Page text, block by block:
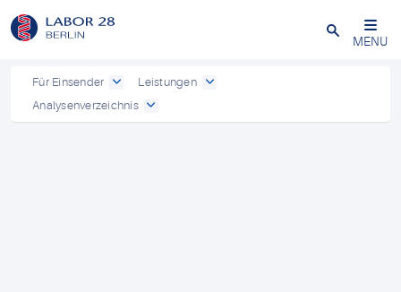
Schließen
MENU
Für Einsender
Leistungen
Analysenverzeichnis